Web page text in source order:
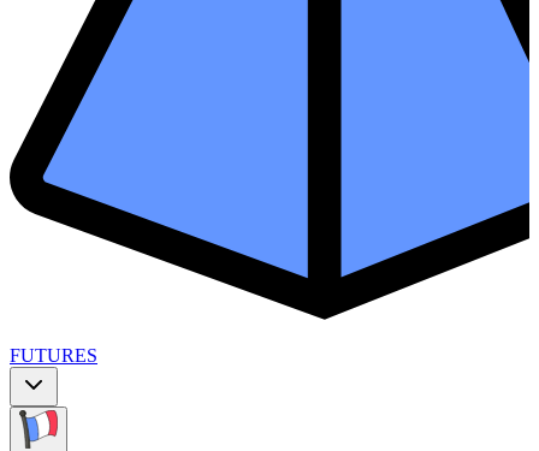
FUTURES